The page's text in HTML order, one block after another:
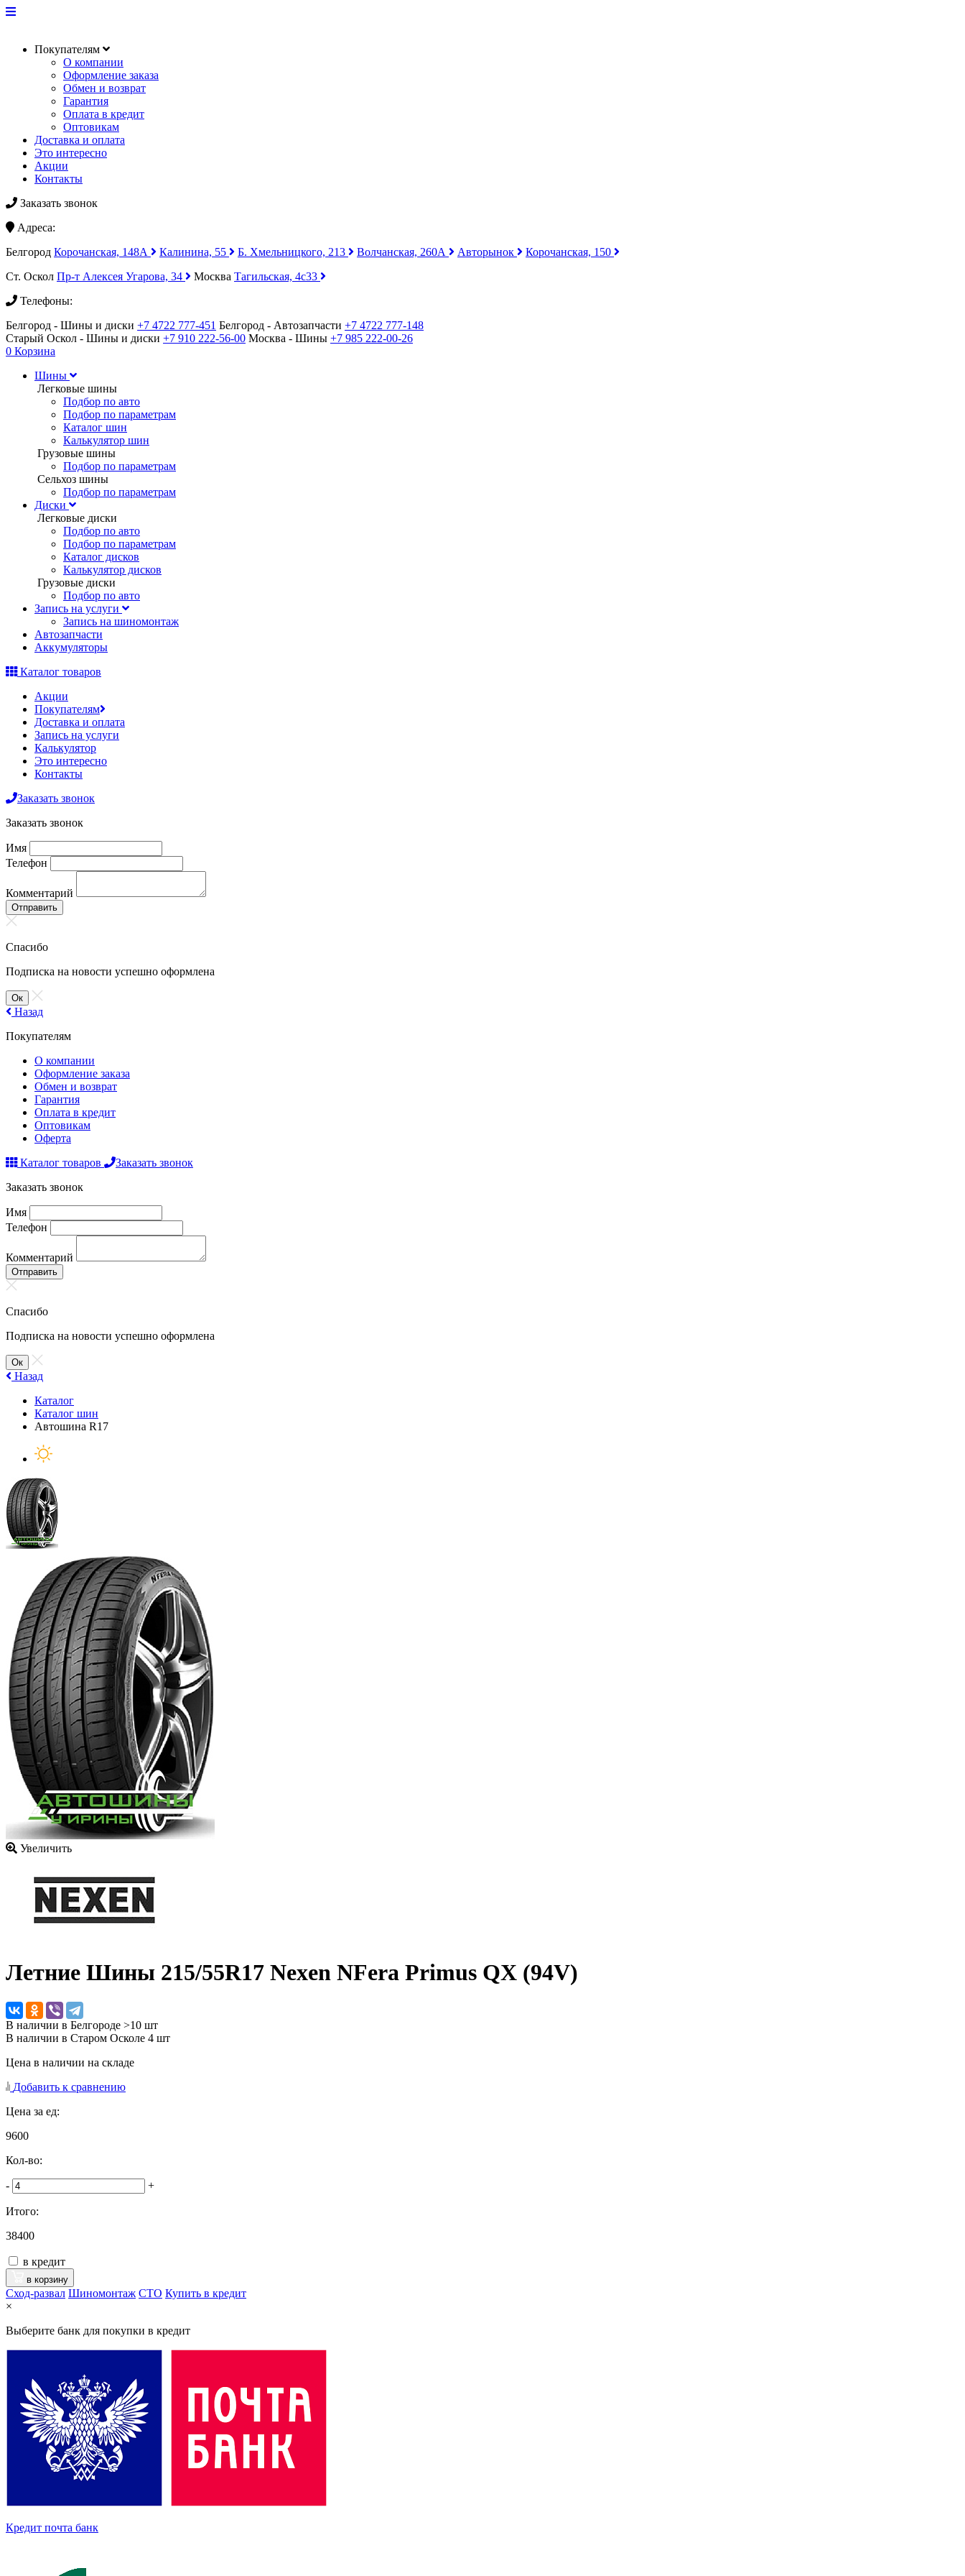
Покупателям
О компании
Оформление заказа
Обмен и возврат
Гарантия
Оплата в кредит
Оптовикам
Доставка и оплата
Это интересно
Акции
Контакты
Заказать звонок
Адреса:
Белгород Корочанская, 148А Калинина, 55 Б. Хмельницкого, 213 Волчанская, 260А Авторынок
Корочанская, 150
Ст. Оскол Пр-т Алексея Угарова, 34 Москва Тагильская, 4с33
Телефоны:
Белгород - Шины и диски +7 4722 777-451 Белгород - Автозапчасти +7 4722 777-148
Старый Оскол - Шины и диски +7 910 222-56-00 Москва - Шины +7 985 222-00-26
0 Корзина
Шины
Легковые шины
Подбор по авто
Подбор по параметрам
Каталог шин
Калькулятор шин
Грузовые шины
Подбор по параметрам
Сельхоз шины
Подбор по параметрам
Диски
Легковые диски
Подбор по авто
Подбор по параметрам
Каталог дисков
Калькулятор дисков
Грузовые диски
Подбор по авто
Запись на услуги
Запись на шиномонтаж
Автозапчасти
Аккумуляторы
Каталог товаров
Акции
Покупателям
Доставка и оплата
Запись на услуги
Калькулятор
Это интересно
Контакты
Заказать звонок
Заказать звонок
Имя
Телефон
Комментарий
Отправить
Спасибо
Подписка на новости успешно оформлена
Ок
Назад
Покупателям
О компании
Оформление заказа
Обмен и возврат
Гарантия
Оплата в кредит
Оптовикам
Оферта
Каталог товаров
Заказать звонок
Заказать звонок
Имя
Телефон
Комментарий
Отправить
Спасибо
Подписка на новости успешно оформлена
Ок
Назад
Каталог
Каталог шин
Автошина R17
Увеличить
Летние Шины 215/55R17 Nexen NFera Primus QX (94V)
В наличии в Белгороде >10 шт
В наличии в Старом Осколе 4 шт
Цена в наличии на складе
Добавить к сравнению
Цена за ед:
9600
Кол-во:
- +
Итого:
38400
в кредит
в корзину
Сход-развал Шиномонтаж CTO Купить в кредит
×
Выберите банк для покупки в кредит
Кредит почта банк